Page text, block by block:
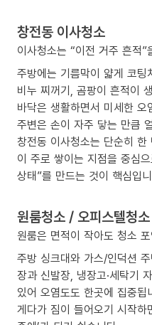
창전동 이사청소
이사청소는 “이전 거주 흔적
주방에는 기름막이 얇게 코
비누 찌꺼기, 곰팡이 흔적이
바닥은 생활하면서 미세한 오
주변은 손이 자주 닿는 만큼
창전동 이사청소는 단순히
이 주로 쌓이는 지점을 중심
상태”를 만드는 것이 핵심입
원룸청소 / 오피스텔청소
원룸은 면적이 작아도 청소
주방 싱크대와 가스/인덕션
장과 신발장, 냉장고·세탁기
있어 오염도도 한곳에 집중됩
게다가 짐이 들어오기 시작하